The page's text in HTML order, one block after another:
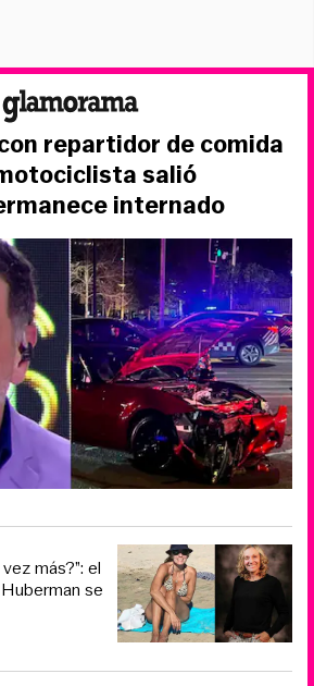
repartidor de comida
salió
internado
más?”: el
se